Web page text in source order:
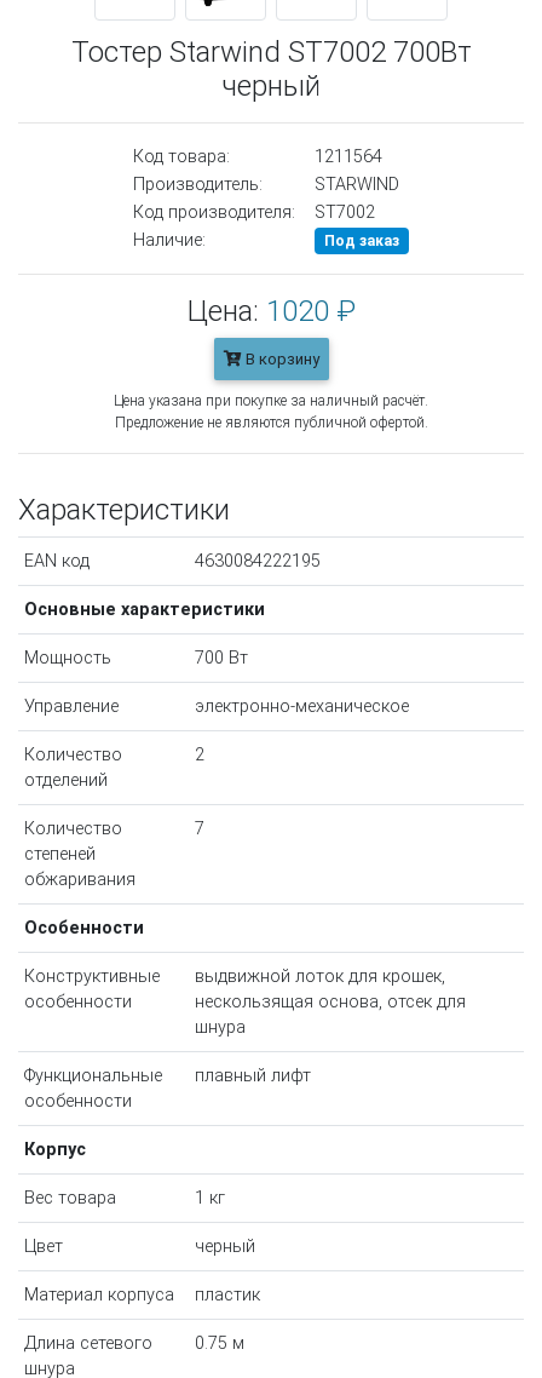
Тостер Starwind ST7002 700Вт
черный
Код товара:
1211564
Производитель:
STARWIND
Код производителя:
ST7002
Наличие:
Под заказ
Цена: 1020 ₽
В корзину
Цена указана при покупке за наличный расчёт.
Предложение не являются публичной офертой.
Характеристики
EAN код 4630084222195
Основные характеристики
Мощность 700 Вт
Управление электронно-механическое
Количество
отделений
2
Количество
степеней
обжаривания
7
Особенности
Конструктивные
особенности
выдвижной лоток для крошек,
нескользящая основа, отсек для
шнура
Функциональные
особенности
плавный лифт
Корпус
Вес товара 1 кг
Цвет черный
Материал корпуса пластик
Длина сетевого
шнура
0.75 м